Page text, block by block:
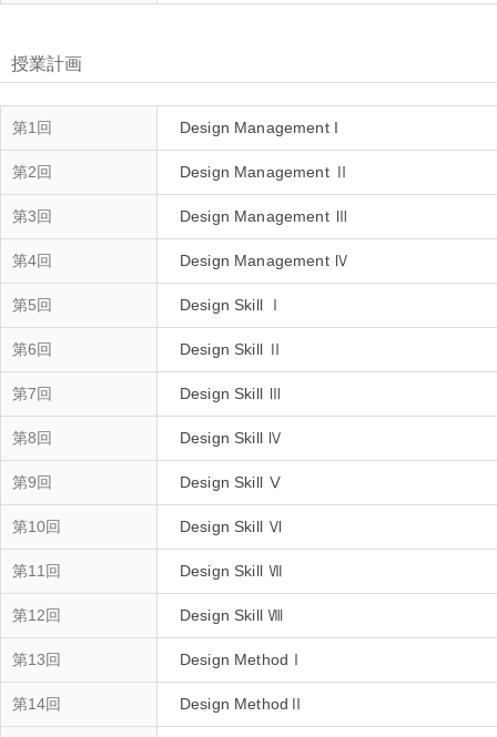
授業計画
第1回 Design Management I
第2回 Design Management Ⅱ
第3回
第4回 Design Management Ⅳ
第5回 Design Skill Ⅰ
第6回 Design Skill Ⅱ
第7回 Design Skill Ⅲ
第8回 Design Skill Ⅳ
第9回 Design Skill Ⅴ
第10回 Design Skill Ⅵ
第11回 Design Skill Ⅶ
第12回 Design Skill Ⅷ
第13回 Design MethodⅠ
第14回 Design MethodⅡ